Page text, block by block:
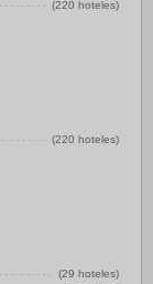
(220 hoteles)
(220 hoteles)
(29 hoteles)